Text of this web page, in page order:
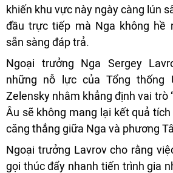
khiến khu vực này ngày càng lún
đầu trực tiếp mà Nga không hề
sẵn sàng đáp trả.
Ngoại trưởng Nga Sergey
những nỗ lực của Tổng thống
Zelensky nhằm khẳng định vai trò
Âu sẽ không mang lại kết quả
căng thẳng giữa Nga và phương
Ngoại trưởng Lavrov cho rằng
gọi thúc đẩy nhanh tiến trình gia